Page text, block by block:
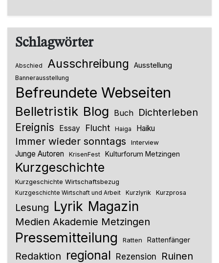
Schlagwörter
Abschied Ausschreibung Ausstellung
Bannerausstellung
Befreundete Webseiten
Belletristik Blog Buch Dichterleben
Ereignis Essay Flucht Haiga Haiku
Immer wieder sonntags Interview
Junge Autoren KrisenFest Kulturforum Metzingen
Kurzgeschichte
Kurzgeschichte Wirtschaftsbezug
Kurzgeschichte Wirtschaft und Arbeit Kurzlyrik Kurzprosa
Lesung Lyrik Magazin
Medien Akademie Metzingen
Pressemitteilung Ratten Rattenfänger
Redaktion regional Rezension Ruinen